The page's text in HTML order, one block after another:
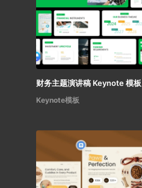
财务主题演讲稿 Keynote 模板
Keynote模板